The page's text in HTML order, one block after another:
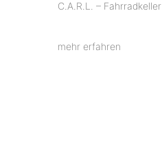
C.A.R.L. – Fahrradkeller
mehr erfahren